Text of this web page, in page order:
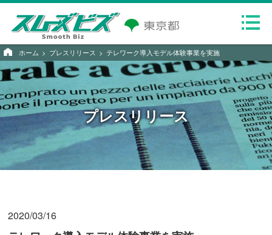
ホーム プレスリリース テレワーク導入モデル体験事業を実施
プレスリリース
2020/03/16